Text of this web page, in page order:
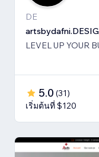
DE
LEVEL UP YOUR
5.0 (31)
เริ่มต้นที่ $120